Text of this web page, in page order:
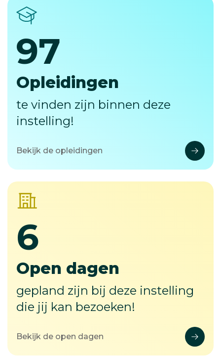
97
97
Opleidingen
te vinden zijn binnen deze
instelling!
Bekijk de opleidingen
7
7
Open dagen
gepland zijn bij deze instelling
die jij kan bezoeken!
Bekijk de open dagen